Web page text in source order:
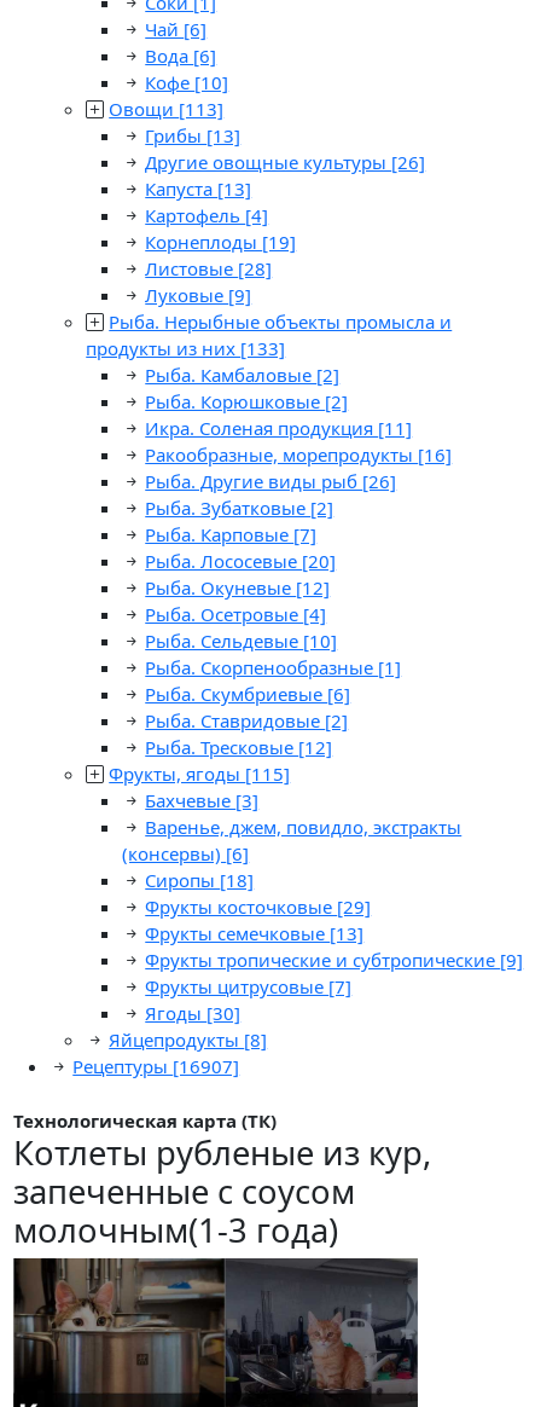
Чай [6]
Вода [6]
Кофе [10]
Овощи [113]
Грибы [13]
Другие овощные культуры [26]
Капуста [13]
Картофель [4]
Корнеплоды [19]
Листовые [28]
Луковые [9]
Рыба. Нерыбные объекты промысла и
продукты из них [133]
Рыба. Камбаловые [2]
Рыба. Корюшковые [2]
Икра. Соленая продукция [11]
Ракообразные, морепродукты [16]
Рыба. Другие виды рыб [26]
Рыба. Зубатковые [2]
Рыба. Карповые [7]
Рыба. Лососевые [20]
Рыба. Окуневые [12]
Рыба. Осетровые [4]
Рыба. Сельдевые [10]
Рыба. Скорпенообразные [1]
Рыба. Скумбриевые [6]
Рыба. Ставридовые [2]
Рыба. Тресковые [12]
Фрукты, ягоды [115]
Бахчевые [3]
Варенье, джем, повидло, экстракты
(консервы) [6]
Сиропы [18]
Фрукты косточковые [29]
Фрукты семечковые [13]
Фрукты тропические и субтропические [9]
Фрукты цитрусовые [7]
Ягоды [30]
Яйцепродукты [8]
Рецептуры [16907]
Технологическая карта (ТК)
Котлеты рубленые из кур,
запеченные с соусом
молочным(1-3 года)